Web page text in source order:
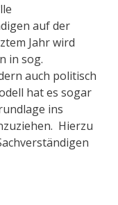
auf der
Jahr wird
in sog.
auch politisch
hat es sogar
ins
Hierzu